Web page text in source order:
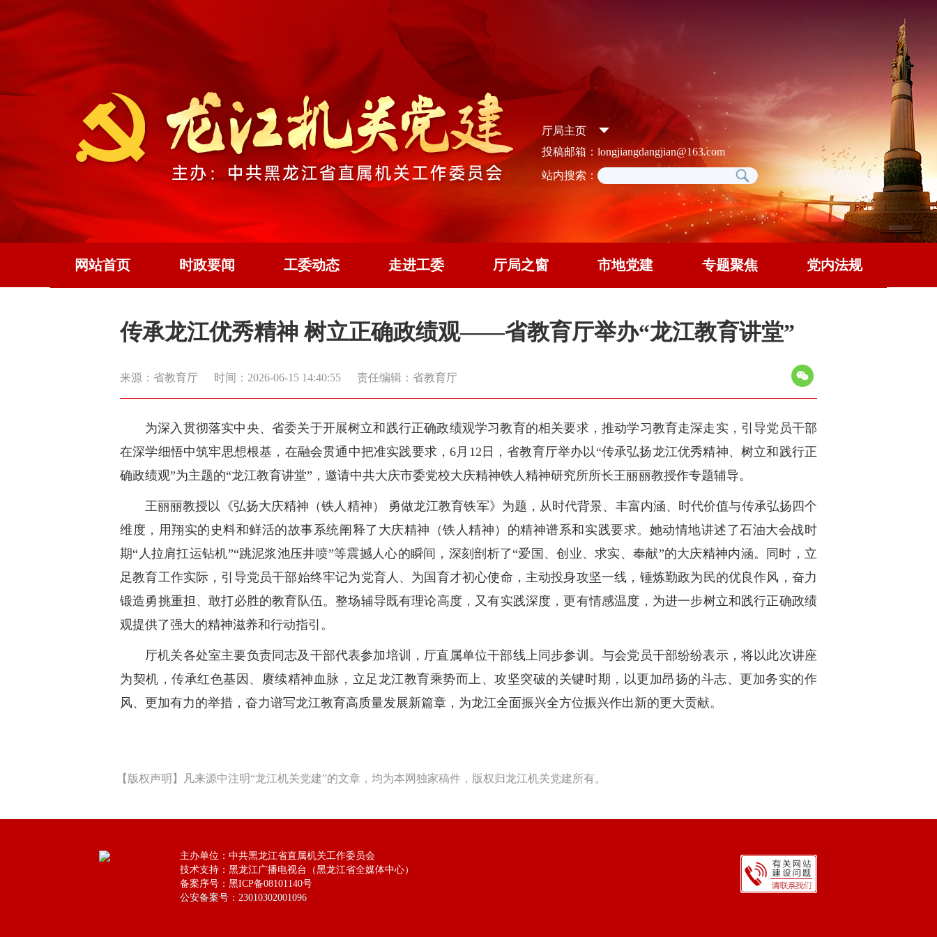
厅局主页
投稿邮箱：longjiangdangjian@163.com
站内搜索：
网站首页 时政要闻 工委动态 走进工委 厅局之窗 市地党建 专题聚焦 党内法规
传承龙江优秀精神 树立正确政绩观——省教育厅举办“龙江教育讲堂”
来源：省教育厅 时间：2026-06-15 14:40:55 责任编辑：省教育厅
为深入贯彻落实中央、省委关于开展树立和践行正确政绩观学习教育的相关要求，推动学习教育走深走实，引导党员干部
在深学细悟中筑牢思想根基，在融会贯通中把准实践要求，6月12日，省教育厅举办以“传承弘扬龙江优秀精神、树立和践行正
确政绩观”为主题的“龙江教育讲堂”，邀请中共大庆市委党校大庆精神铁人精神研究所所长王丽丽教授作专题辅导。
王丽丽教授以《弘扬大庆精神（铁人精神） 勇做龙江教育铁军》为题，从时代背景、丰富内涵、时代价值与传承弘扬四个
维度，用翔实的史料和鲜活的故事系统阐释了大庆精神（铁人精神）的精神谱系和实践要求。她动情地讲述了石油大会战时
期“人拉肩扛运钻机”“跳泥浆池压井喷”等震撼人心的瞬间，深刻剖析了“爱国、创业、求实、奉献”的大庆精神内涵。同时，立
足教育工作实际，引导党员干部始终牢记为党育人、为国育才初心使命，主动投身攻坚一线，锤炼勤政为民的优良作风，奋力
锻造勇挑重担、敢打必胜的教育队伍。整场辅导既有理论高度，又有实践深度，更有情感温度，为进一步树立和践行正确政绩
观提供了强大的精神滋养和行动指引。
厅机关各处室主要负责同志及干部代表参加培训，厅直属单位干部线上同步参训。与会党员干部纷纷表示，将以此次讲座
为契机，传承红色基因、赓续精神血脉，立足龙江教育乘势而上、攻坚突破的关键时期，以更加昂扬的斗志、更加务实的作
风、更加有力的举措，奋力谱写龙江教育高质量发展新篇章，为龙江全面振兴全方位振兴作出新的更大贡献。
【版权声明】凡来源中注明“龙江机关党建”的文章，均为本网独家稿件，版权归龙江机关党建所有。
主办单位：中共黑龙江省直属机关工作委员会
技术支持：黑龙江广播电视台（黑龙江省全媒体中心）
备案序号：黑ICP备08101140号
公安备案号：23010302001096
公安备案号：23010302001096